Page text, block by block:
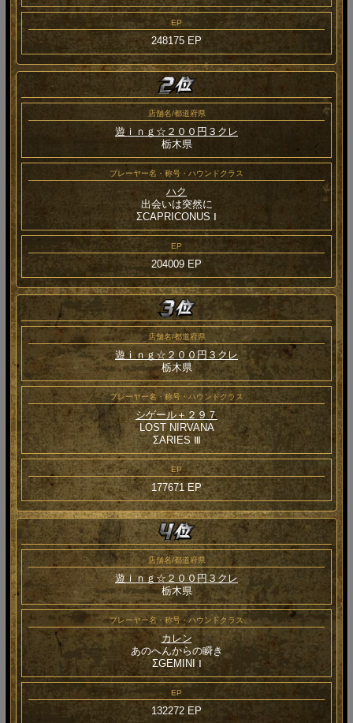
EP
248175 EP
店舗名/都道府県
遊ｉｎｇ☆２００円３クレ
栃木県
プレーヤー名・称号・ハウンドクラス
ハク
出会いは突然に
ΣCAPRICONUS Ⅰ
EP
204009 EP
店舗名/都道府県
遊ｉｎｇ☆２００円３クレ
栃木県
プレーヤー名・称号・ハウンドクラス
シゲール＋２９７
LOST NIRVANA
ΣARIES Ⅲ
EP
177671 EP
店舗名/都道府県
遊ｉｎｇ☆２００円３クレ
栃木県
プレーヤー名・称号・ハウンドクラス
カレン
あのへんからの瞬き
ΣGEMINI Ⅰ
EP
132272 EP